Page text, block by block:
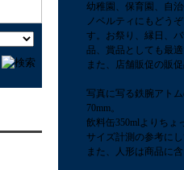
幼稚園、保育園、自
ノベルティにもどう
す。お祭り、縁日、
品、賞品としても最適
また、店舗販促の販
写真に写る鉄腕アト
70mm。
飲料缶350mlよりちょ
サイズ計測の参考にし
また、人形は商品に